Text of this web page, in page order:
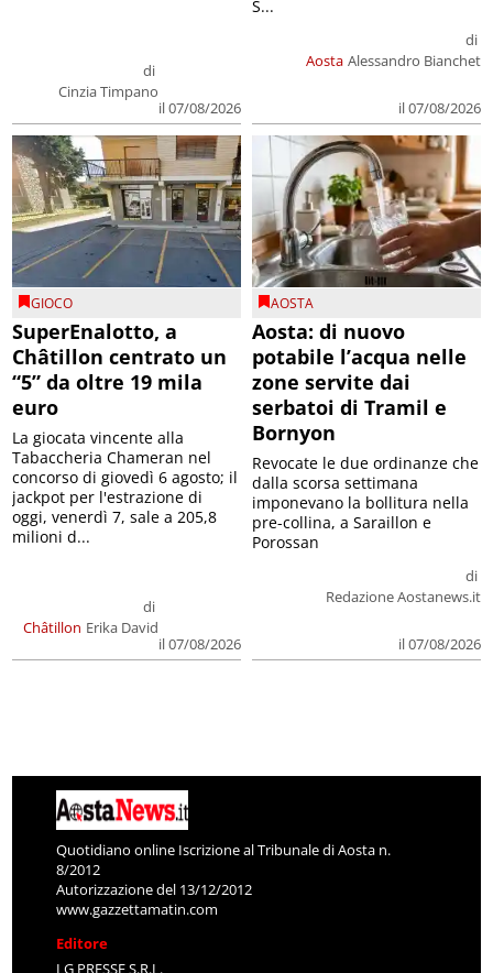
di
Cinzia Timpano
il 07/08/2026
Aosta
di
Alessandro Bianchet
il 07/08/2026
S...
GIOCO
SuperEnalotto, a
Châtillon centrato un
“5” da oltre 19 mila
euro
Châtillon
di
Erika David
il 07/08/2026
La giocata vincente alla
Tabaccheria Chameran nel
concorso di giovedì 6 agosto; il
jackpot per l'estrazione di
oggi, venerdì 7, sale a 205,8
milioni d...
AOSTA
Aosta: di nuovo
potabile l’acqua nelle
zone servite dai
serbatoi di Tramil e
Bornyon
di
Redazione Aostanews.it
il 07/08/2026
Revocate le due ordinanze che
dalla scorsa settimana
imponevano la bollitura nella
pre-collina, a Saraillon e
Porossan
Quotidiano online Iscrizione al Tribunale di Aosta n.
8/2012
Autorizzazione del 13/12/2012
www.gazzettamatin.com
Editore
LG PRESSE S.R.L.